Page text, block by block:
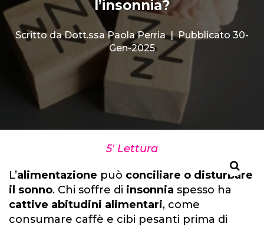
l’insonnia?
Scritto da Dott.ssa Paola Perria|Pubblicato 30-
Gen-2025
5' Lettura
L’alimentazione può conciliare o disturbare
il sonno. Chi soffre di insonnia spesso ha
cattive abitudini alimentari, come
consumare caffè e cibi pesanti prima di